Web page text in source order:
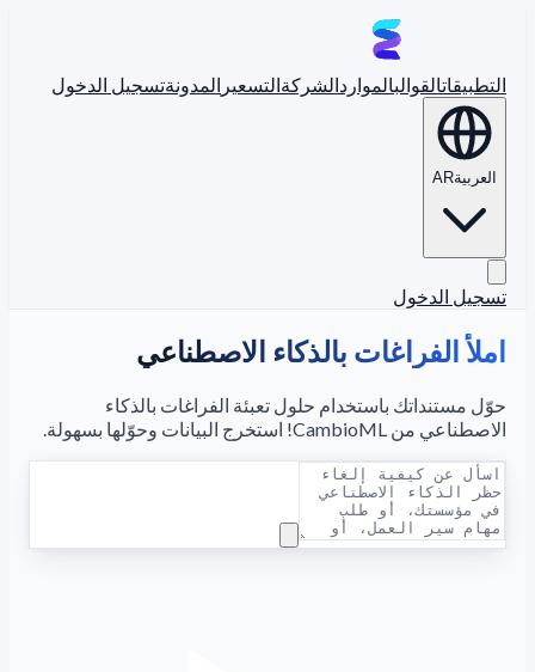
التطبيقاتالقوالبالمواردالشركةالتسعير المدونةتسجيل الدخول
العربيةAR
تسجيل الدخول
املأ الفراغات بالذكاء الاصطناعي
حوّل مستنداتك باستخدام حلول تعبئة الفراغات بالذكاء
الاصطناعي من CambioML! استخرج البيانات وحوّلها بسهولة.